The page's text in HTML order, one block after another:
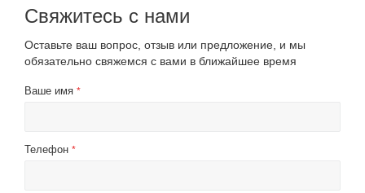
Свяжитесь с нами
Оставьте ваш вопрос, отзыв или предложение, и мы
обязательно свяжемся с вами в ближайшее время
Ваше имя *
Телефон *